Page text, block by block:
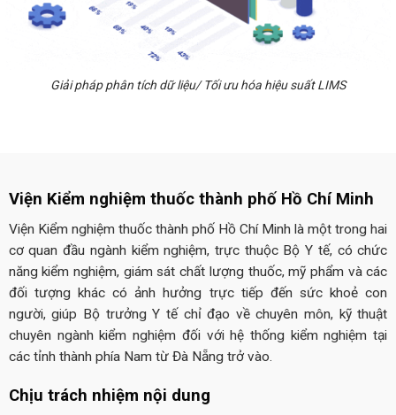
Giải pháp phân tích dữ liệu/ Tối ưu hóa hiệu suất LIMS
Viện Kiểm nghiệm thuốc thành phố Hồ Chí Minh
Viện Kiểm nghiệm thuốc thành phố Hồ Chí Minh là một trong hai
cơ quan đầu ngành kiểm nghiệm, trực thuộc Bộ Y tế, có chức
năng kiểm nghiệm, giám sát chất lượng thuốc, mỹ phẩm và các
đối tượng khác có ảnh hưởng trực tiếp đến sức khoẻ con
người, giúp Bộ trưởng Y tế chỉ đạo về chuyên môn, kỹ thuật
chuyên ngành kiểm nghiệm đối với hệ thống kiểm nghiệm tại
các tỉnh thành phía Nam từ Đà Nẵng trở vào.
Chịu trách nhiệm nội dung